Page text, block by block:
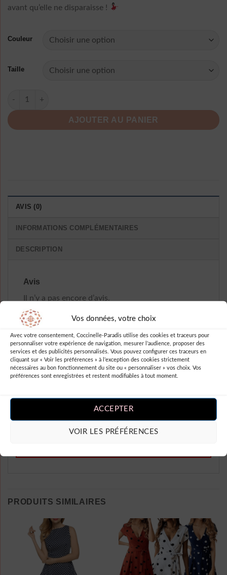
Vos données, votre choix
Avec votre consentement, Coccinelle-Paradis utilise des cookies et traceurs pour
personnaliser votre expérience de navigation, mesurer l’audience, proposer des
services et des publicités personnalisés. Vous pouvez configurer ces traceurs en
cliquant sur « Voir les préférences » à l’exception des cookies strictement
nécessaires au bon fonctionnement du site ou « personnaliser » vos choix. Vos
préférences sont enregistrées et restent modifiables à tout moment.
ACCEPTER
VOIR LES PRÉFÉRENCES
avant qu’elle ne disparaisse !
Couleur
Taille
quantité de Robe Manche Longue A Pois Vintage Blanche
AJOUTER AU PANIER
AVIS (0)
INFORMATIONS COMPLÉMENTAIRES
DESCRIPTION
Avis
Il n’y a pas encore d’avis.
Soyez le premier à laisser votre avis
sur “Robe Manche Longue A Pois
Vintage Blanche”
Vous devez êtreconnectépour publier
PRODUITS SIMILAIRES